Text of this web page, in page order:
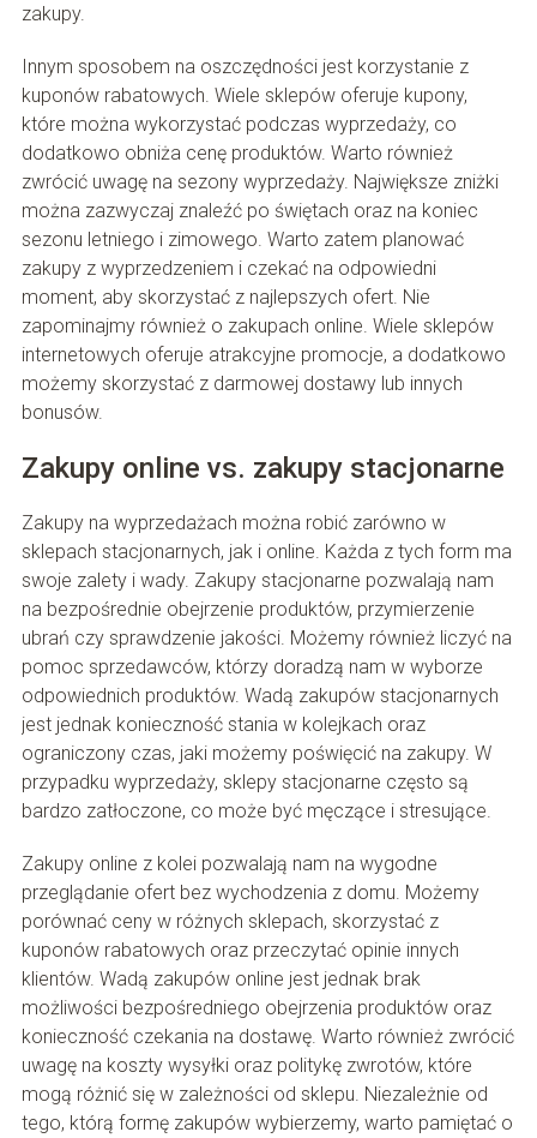
zakupy.
Innym sposobem na oszczędności jest korzystanie z
kuponów rabatowych. Wiele sklepów oferuje kupony,
które można wykorzystać podczas wyprzedaży, co
dodatkowo obniża cenę produktów. Warto również
zwrócić uwagę na sezony wyprzedaży. Największe zniżki
można zazwyczaj znaleźć po świętach oraz na koniec
sezonu letniego i zimowego. Warto zatem planować
zakupy z wyprzedzeniem i czekać na odpowiedni
moment, aby skorzystać z najlepszych ofert. Nie
zapominajmy również o zakupach online. Wiele sklepów
internetowych oferuje atrakcyjne promocje, a dodatkowo
możemy skorzystać z darmowej dostawy lub innych
bonusów.
Zakupy online vs. zakupy stacjonarne
Zakupy na wyprzedażach można robić zarówno w
sklepach stacjonarnych, jak i online. Każda z tych form ma
swoje zalety i wady. Zakupy stacjonarne pozwalają nam
na bezpośrednie obejrzenie produktów, przymierzenie
ubrań czy sprawdzenie jakości. Możemy również liczyć na
pomoc sprzedawców, którzy doradzą nam w wyborze
odpowiednich produktów. Wadą zakupów stacjonarnych
jest jednak konieczność stania w kolejkach oraz
ograniczony czas, jaki możemy poświęcić na zakupy. W
przypadku wyprzedaży, sklepy stacjonarne często są
bardzo zatłoczone, co może być męczące i stresujące.
Zakupy online z kolei pozwalają nam na wygodne
przeglądanie ofert bez wychodzenia z domu. Możemy
porównać ceny w różnych sklepach, skorzystać z
kuponów rabatowych oraz przeczytać opinie innych
klientów. Wadą zakupów online jest jednak brak
możliwości bezpośredniego obejrzenia produktów oraz
konieczność czekania na dostawę. Warto również zwrócić
uwagę na koszty wysyłki oraz politykę zwrotów, które
mogą różnić się w zależności od sklepu. Niezależnie od
tego, którą formę zakupów wybierzemy, warto pamiętać o